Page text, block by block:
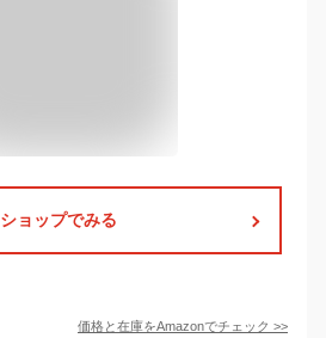
ショップでみる
価格と在庫をAmazonでチェック >>